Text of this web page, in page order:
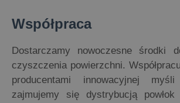
Współpraca
Dostarczamy nowoczesne środki
czyszczenia powierzchni.
producentami innowacyjnej
zajmujemy się dystrybucją powłok